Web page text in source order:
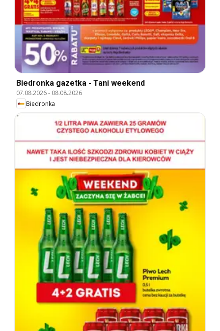
Biedronka gazetka - Tani weekend
07.08.2026- 08.08.2026
Biedronka